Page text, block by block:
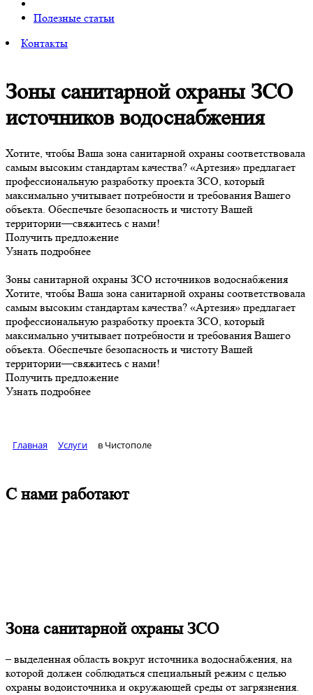
Полезные статьи
Контакты
Зоны санитарной охраны ЗСО
источников водоснабжения
Хотите, чтобы Ваша зона санитарной охраны соответствовала
самым высоким стандартам качества? «Артезия» предлагает
профессиональную разработку проекта ЗСО, который
максимально учитывает потребности и требования Вашего
объекта. Обеспечьте безопасность и чистоту Вашей
территории—свяжитесь с нами!
Получить предложение
Узнать подробнее
Зоны санитарной охраны ЗСО источников водоснабжения
Хотите, чтобы Ваша зона санитарной охраны соответствовала
самым высоким стандартам качества? «Артезия» предлагает
профессиональную разработку проекта ЗСО, который
максимально учитывает потребности и требования Вашего
объекта. Обеспечьте безопасность и чистоту Вашей
территории—свяжитесь с нами!
Получить предложение
Узнать подробнее
Главная Услуги в Чистополе
С нами работают
Зона санитарной охраны ЗСО
– выделенная область вокруг источника водоснабжения, на
которой должен соблюдаться специальный режим с целью
охраны водоисточника и окружающей среды от загрязнения.